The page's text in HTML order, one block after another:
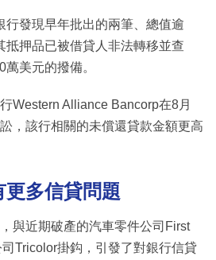
行發現早年批出的兩筆、總值逾
抵押品已被借貸人非法轉移並查
美元的撥備。
Western Alliance Bancorp在8月
，該行相關的未償還貸款金額更高
多信貸問題
與近期破產的汽車零件公司First
Tricolor掛鈎，引發了對銀行信貸